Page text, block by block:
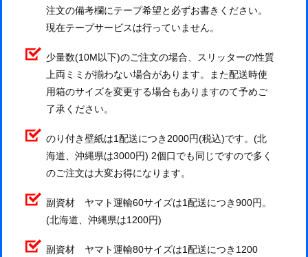
注文の備考欄にテープ希望と必ずお書きください。
現在テープサービスは行っていません。
少量数(10M以下)のご注文の場合、スリッターの性質
上両ミミが揃わない場合があります。また配送時使
用箱のサイズを変更する場合もありますのて予めご
了承ください。
のり付き壁紙は1配送につき2000円(税込)です。(北
海道、沖縄県は3000円) 2個口でも同じですので多く
のご注文は大変お得になります。
副資材 ヤマト運輸60サイズは1配送につき900円。
(北海道、沖縄県は1200円)
副資材 ヤマト運輸80サイズは1配送につき1200